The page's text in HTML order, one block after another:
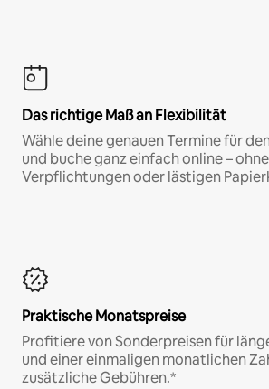
Das richtige Maß an Flexibilität
Wähle deine genauen Termine für
und buche ganz einfach online –
Verpflichtungen oder lästigen
Praktische Monatspreise
Profitiere von Sonderpreisen für
und einer einmaligen monatlichen
zusätzliche Gebühren.*